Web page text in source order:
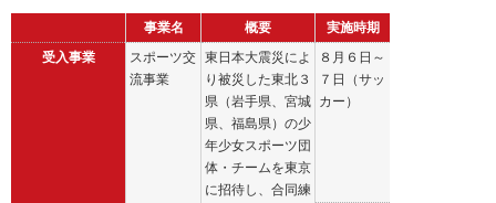
事業名 概要
実施時期
受入事業
スポーツ交
流事業
東日本大震災によ
り被災した東北３
県（岩手県、宮城
県、福島県）の少
年少女スポーツ団
体・チームを東京
に招待し、合同練
８月６日～
７日（サッ
カー）